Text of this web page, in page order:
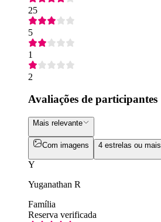
25
5
1
2
Avaliações de participantes
Mais relevante
Com imagens 4 estrelas ou mais
Y
Yuganathan R
Família
Reserva verificada